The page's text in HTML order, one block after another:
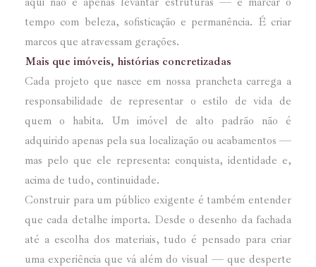
tempo com beleza, sofisticação e permanência. É criar
marcos que atravessam gerações.
Mais que imóveis, histórias concretizadas
Cada projeto que nasce em nossa prancheta carrega a
responsabilidade de representar o estilo de vida de
quem o habita. Um imóvel de alto padrão não é
adquirido apenas pela sua localização ou acabamentos —
mas pelo que ele representa: conquista, identidade e,
acima de tudo, continuidade.
Construir para um público exigente é também entender
que cada detalhe importa. Desde o desenho da fachada
até a escolha dos materiais, tudo é pensado para criar
uma experiência que vá além do visual — que desperte